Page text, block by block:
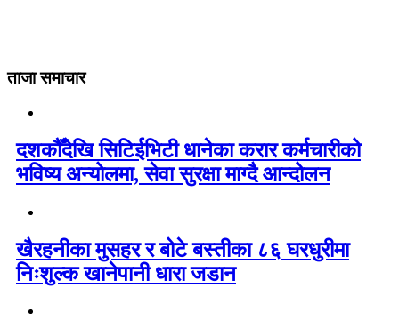
ताजा समाचार
दशकौँदेखि सिटिईभिटी धानेका करार कर्मचारीको
भविष्य अन्योलमा, सेवा सुरक्षा माग्दै आन्दोलन
खैरहनीका मुसहर र बोटे बस्तीका ८६ घरधुरीमा
निःशुल्क खानेपानी धारा जडान